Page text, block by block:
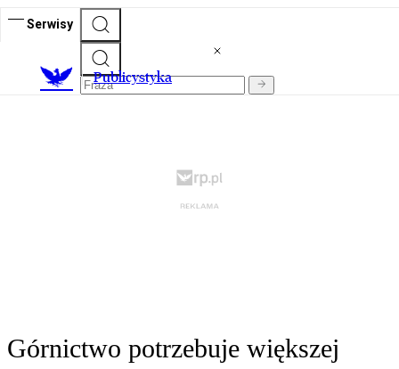
Serwisy
Publicystyka
Górnictwo potrzebuje większej